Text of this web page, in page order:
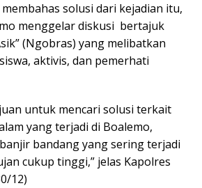
solusi dari kejadian itu,
menggelar diskusi bertajuk
(Ngobras) yang melibatkan
aktivis, dan pemerhati
untuk mencari solusi terkait
yang terjadi di Boalemo,
bandang yang sering terjadi
cukup tinggi,” jelas Kapolres
12)